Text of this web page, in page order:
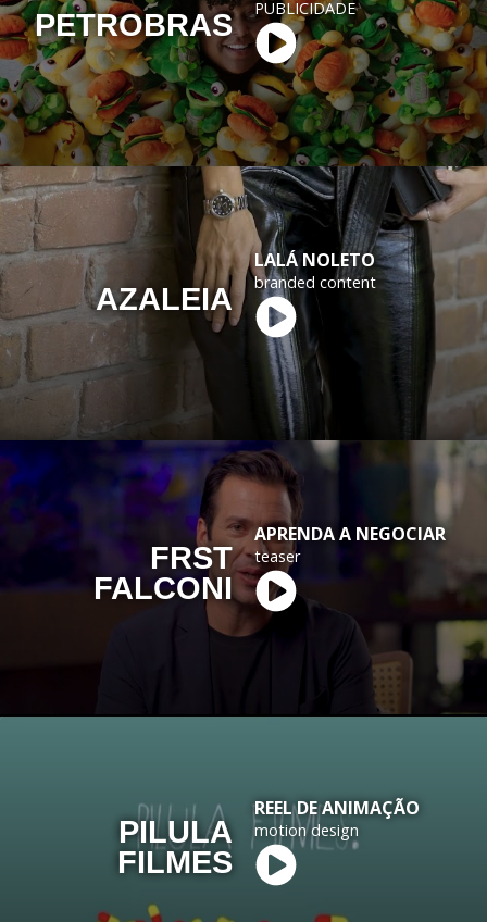
PETROBRAS PUBLICIDADE
AZALEIA
LALÁ NOLETO
branded content
FRST
FALCONI
APRENDA A NEGOCIAR
teaser
PILULA
FILMES
REEL DE ANIMAÇÃO
motion design